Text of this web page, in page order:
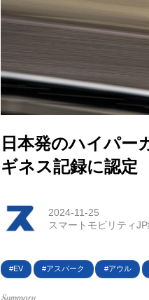
EV
電動キックボー
テクノロジー
運営会社
利用規約
日本発のハイパー
ギネス記録に認定
2024-11-25
スマートモビリティ
EV アスパーク アウル